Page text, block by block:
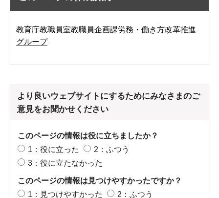
教育庁教職員室教職員企画課労務・働き方改革推進
グループ
より良いウェブサイトにするためにみなさまのご
意見をお聞かせください
このページの情報は役に立ちましたか？
1：役に立った
2：ふつう
3：役に立たなかった
このページの情報は見つけやすかったですか？
1：見つけやすかった
2：ふつう